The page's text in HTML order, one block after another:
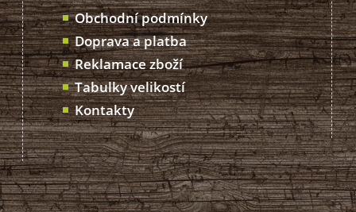
Obchodní podmínky
Doprava a platba
Reklamace zboží
Tabulky velikostí
Kontakty